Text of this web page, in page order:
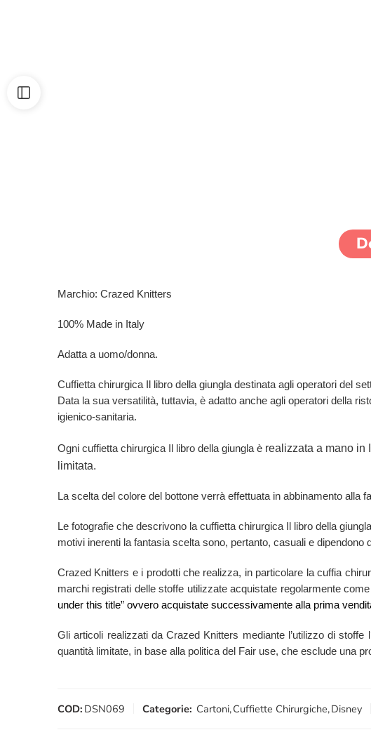
Marchio: Crazed Knitters
100% Made in Italy
Adatta a uomo/donna.
Cuffietta chirurgica Il libro della giungla destinata agli operatori del
Data la sua versatilità, tuttavia, è adatto anche agli operatori della
igienico-sanitaria.
Ogni cuffietta chirurgica Il libro della giungla è realizzata a mano in
limitata.
La scelta del colore del bottone verrà effettuata in abbinamento alla
Le fotografie che descrivono la cuffietta chirurgica Il libro della
motivi inerenti la fantasia scelta sono, pertanto, casuali e dipendono
Crazed Knitters e i prodotti che realizza, in particolare la cuffia
marchi registrati delle stoffe utilizzate acquistate regolarmente
under this title” ovvero acquistate successivamente alla prima
Gli articoli realizzati da Crazed Knitters mediante l’utilizzo di
quantità limitate, in base alla politica del Fair use, che esclude una
COD: DSN069 Categorie: Cartoni,Cuffiette Chirurgiche,Disney